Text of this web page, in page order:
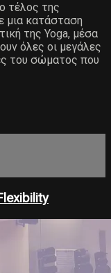
τέλος της
μια κατάσταση
της Yoga, μέσα
όλες οι μεγάλες
του σώματος που